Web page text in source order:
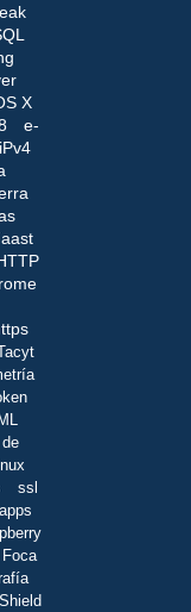
X
e-
iPv4
ssl
apps